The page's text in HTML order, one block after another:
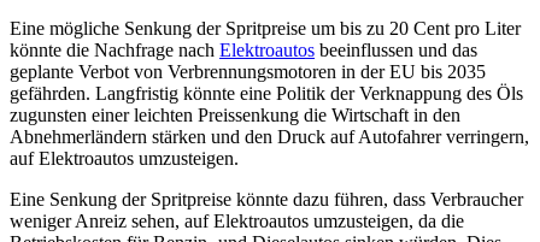
Eine mögliche Senkung der Spritpreise um bis zu 20 Cent pro Liter
könnte die Nachfrage nach Elektroautos beeinflussen und das
geplante Verbot von Verbrennungsmotoren in der EU bis 2035
gefährden. Langfristig könnte eine Politik der Verknappung des Öls
zugunsten einer leichten Preissenkung die Wirtschaft in den
Abnehmerländern stärken und den Druck auf Autofahrer verringern,
auf Elektroautos umzusteigen.
Eine Senkung der Spritpreise könnte dazu führen, dass Verbraucher
weniger Anreiz sehen, auf Elektroautos umzusteigen, da die